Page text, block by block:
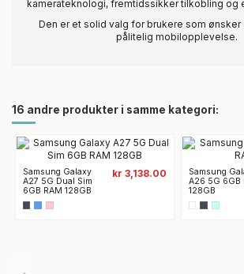
kamerateknologi, fremtidssikker tilkobling og
Den er et solid valg for brukere som ønsker
pålitelig mobilopplevelse.
16 andre produkter i samme kategori:
Samsung Galaxy
A27 5G Dual Sim
6GB RAM 128GB
kr 3,138.00
Samsung
A26 5G 6GB
128GB